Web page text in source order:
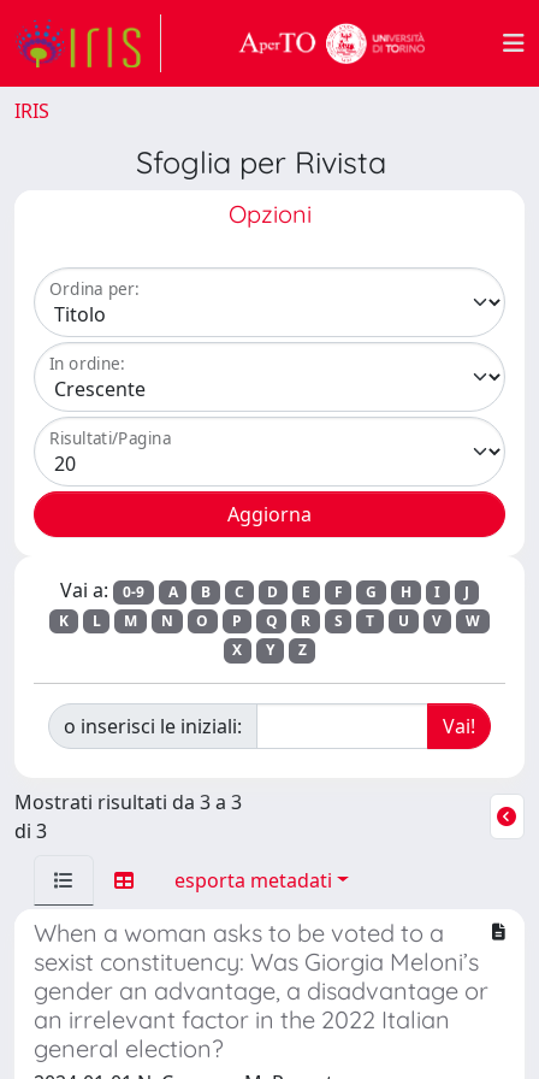
IRIS
Sfoglia per Rivista
Opzioni
Ordina per:
In ordine:
Risultati/Pagina
Vai a: 0-9 A B C D E F G H I
J
K
L M N O P Q R S T U V
W
X
Y Z
o inserisci le iniziali:
Mostrati risultati da 3 a 3
di 3
esporta metadati
When a woman asks to be voted to a
sexist constituency: Was Giorgia Meloni’s
gender an advantage, a disadvantage or
an irrelevant factor in the 2022 Italian
general election?